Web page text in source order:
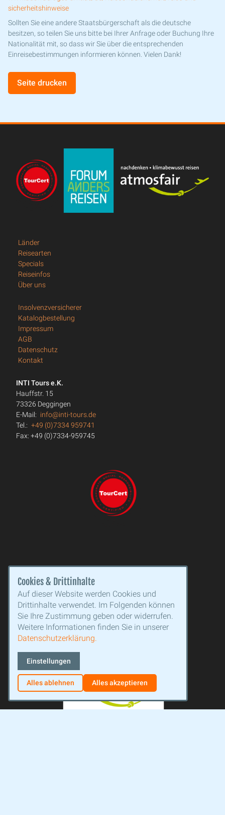
sicherheitshinweise
Sollten Sie eine andere Staatsbürgerschaft als die deutsche
besitzen, so teilen Sie uns bitte bei Ihrer Anfrage oder Buchung Ihre
Nationalität mit, so dass wir Sie über die entsprechenden
Einreisebestimmungen informieren können. Vielen Dank!
Seite drucken
Länder
Reisearten
Specials
Reiseinfos
Über uns
Insolvenzversicherer
Katalogbestellung
Impressum
AGB
Datenschutz
Kontakt
INTI Tours e.K.
Hauffstr. 15
73326 Deggingen
E-Mail: info@inti-tours.de
Tel.: +49 (0)7334 959741
Fax: +49 (0)7334-959745
Cookies & Drittinhalte
Auf dieser Website werden Cookies und
Drittinhalte verwendet. Im Folgenden können
Sie Ihre Zustimmung geben oder widerrufen.
Weitere Informationen finden Sie in unserer
Datenschutzerklärung.
Einstellungen
Alles ablehnen Alles akzeptieren